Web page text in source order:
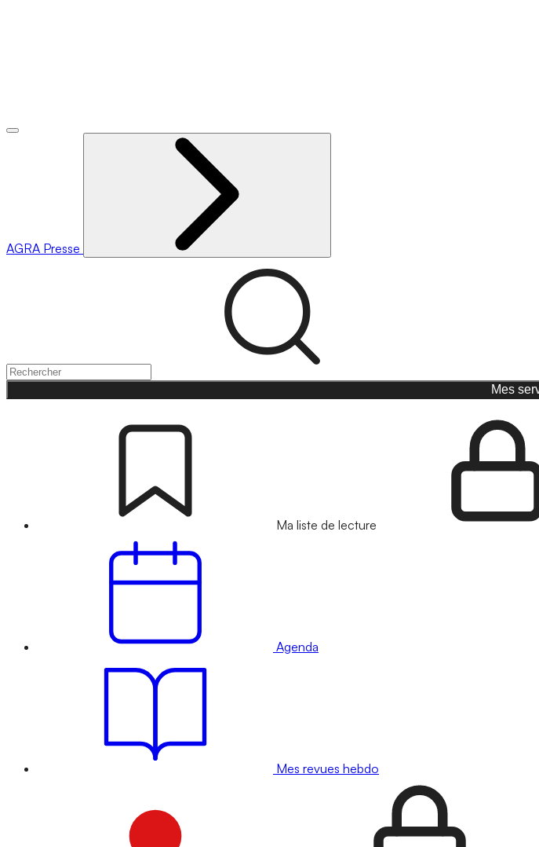
AGRA Presse
Mes
Ma liste de lecture
Agenda
Mes revues hebdo